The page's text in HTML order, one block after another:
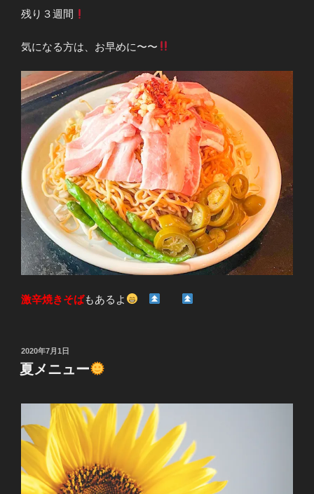
残り３週間
気になる方は、お早めに〜〜
激辛焼きそばもあるよ
投
稿
日:
2020年7月1日
夏メニュー